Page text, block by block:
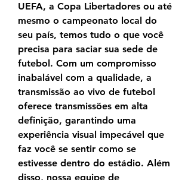
UEFA, a Copa Libertadores ou até
mesmo o campeonato local do
seu país, temos tudo o que você
precisa para saciar sua sede de
futebol. Com um compromisso
inabalável com a qualidade, a
transmissão ao vivo de futebol
oferece transmissões em alta
definição, garantindo uma
experiência visual impecável que
faz você se sentir como se
estivesse dentro do estádio. Além
disso, nossa equipe de